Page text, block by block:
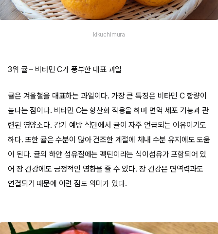
kikuchimura
3위 귤 – 비타민 C가 풍부한 대표 과일
귤은 겨울철을 대표하는 과일이다. 가장 큰 특징은 비타민 C 함량이
높다는 점이다. 비타민 C는 항산화 작용을 하며 면역 세포 기능과 관
련된 영양소다. 감기 예방 식단에서 귤이 자주 언급되는 이유이기도
하다. 또한 귤은 수분이 많아 건조한 계절에 체내 수분 유지에도 도움
이 된다. 귤의 하얀 섬유질에는 펙틴이라는 식이섬유가 포함되어 있
어 장 건강에도 긍정적인 영향을 줄 수 있다. 장 건강은 면역력과도
연결되기 때문에 이런 점도 의미가 있다.